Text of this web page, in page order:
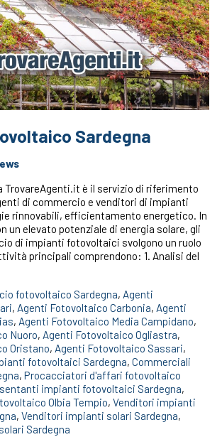
Sardegna
TrovareAgenti.it è il servizio di riferimento
di commercio e venditori di impianti
rinnovabili, efficientamento energetico. In
un elevato potenziale di energia solare, gli
di impianti fotovoltaici svolgono un ruolo
principali comprendono: 1. Analisi del
fotovoltaico Sardegna, Agenti
, Agenti Fotovoltaico Carbonia, Agenti
, Agenti Fotovoltaico Media Campidano,
Nuoro, Agenti Fotovoltaico Ogliastra,
Oristano, Agenti Fotovoltaico Sassari,
fotovoltaici Sardegna, Commerciali
, Procacciatori d'affari fotovoltaico
impianti fotovoltaici Sardegna,
Olbia Tempio, Venditori impianti
, Venditori impianti solari Sardegna,
Sardegna